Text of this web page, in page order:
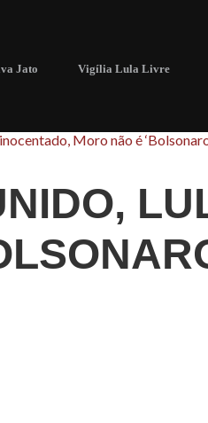
Jato Vigília Lula Livre
Moro não é ‘Bolsonaro